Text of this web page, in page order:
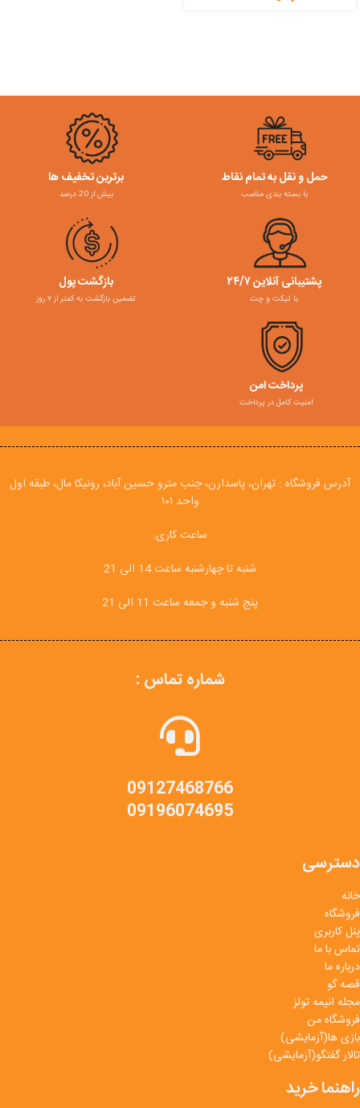
حمل و نقل به تمام نقاط
با بسته بندی مناسب
برترین تخفیف ها
بیش از 20 درصد
پشتیبانی آنلاین ۲۴/۷
با تیکت و چت
بازگشت پول
تضمین بازگشت به کمتر از ۷ روز
پرداخت امن
امنیت کامل در پرداخت
آدرس فروشگاه : تهران، پاسدارن، جنب مترو حسین آباد، رونیکا مال، طبقه اول
واحد ۱۰۱
ساعت کاری:
شنبه تا چهارشنبه ساعت 14 الی 21
پنج شنبه و جمعه ساعت 11 الی 21
شماره تماس :
09127468766
09196074695
دسترسی
خانه
فروشگاه
پنل کاربری
تماس با ما
درباره ما
قصه گو
مجله انیمه تولز
فروشگاه من
بازی ها(آزمایشی)
تالار گفتگو(آزمایشی)
راهنما خرید